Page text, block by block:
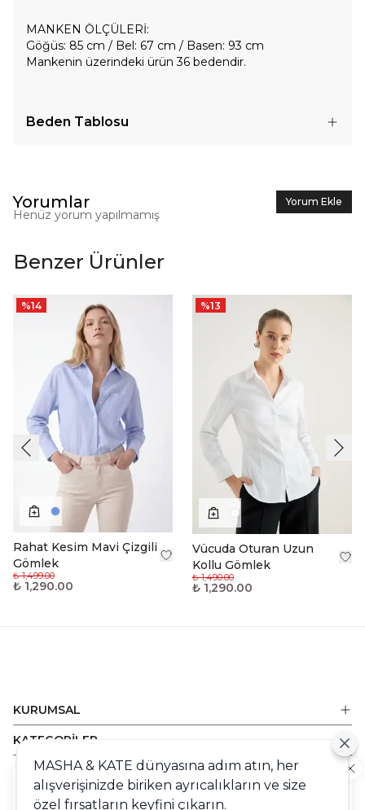
Cookie
MANKEN ÖLÇÜLERİ:
Göğüs: 85 cm / Bel: 67 cm / Basen: 93 cm
Mankenin üzerindeki ürün 36 bedendir.
Beden Tablosu
Yorumlar Yorum Ekle
Henüz yorum yapılmamış
Benzer Ürünler
%14
Rahat Kesim Mavi Çizgili
Gömlek
₺ 1,499.00
₺ 1,290.00
%13
Vücuda Oturan Uzun
Kollu Gömlek
₺ 1,490.00
₺ 1,290.00
KURUMSAL
KATEGORİLER
ALIŞVERİŞ
DESTEK
MASHA & KATE dünyasına adım atın, her
alışverişinizde biriken ayrıcalıkların ve size
özel fırsatların keyfini çıkarın.